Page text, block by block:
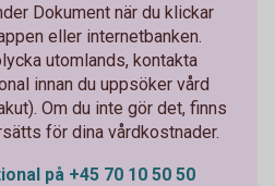
Dokument när du klickar
eller internetbanken.
utomlands, kontakta
innan du uppsöker vård
Om du inte gör det, finns
för dina vårdkostnader.
på +45 70 10 50 50